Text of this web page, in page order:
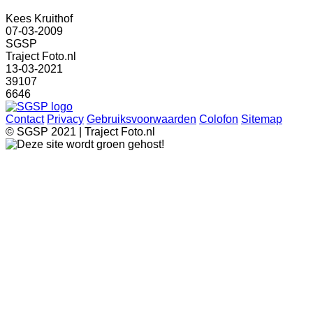
Kees Kruithof
07-03-2009
SGSP
Traject Foto.nl
13-03-2021
39107
6646
Contact Privacy Gebruiksvoorwaarden Colofon Sitemap
© SGSP 2021 | Traject Foto.nl